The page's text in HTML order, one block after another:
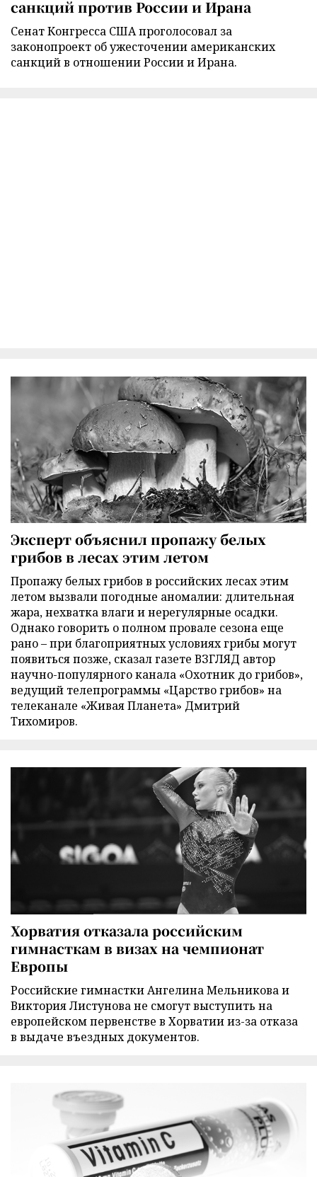
санкций против России и Ирана
Сенат Конгресса США проголосовал за
законопроект об ужесточении американских
санкций в отношении России и Ирана.
Эксперт объяснил пропажу белых
грибов в лесах этим летом
Пропажу белых грибов в российских лесах этим
летом вызвали погодные аномалии: длительная
жара, нехватка влаги и нерегулярные осадки.
Однако говорить о полном провале сезона еще
рано – при благоприятных условиях грибы могут
появиться позже, сказал газете ВЗГЛЯД автор
научно-популярного канала «Охотник до грибов»,
ведущий телепрограммы «Царство грибов» на
телеканале «Живая Планета» Дмитрий
Тихомиров.
Хорватия отказала российским
гимнасткам в визах на чемпионат
Европы
Российские гимнастки Ангелина Мельникова и
Виктория Листунова не смогут выступить на
европейском первенстве в Хорватии из-за отказа
в выдаче въездных документов.